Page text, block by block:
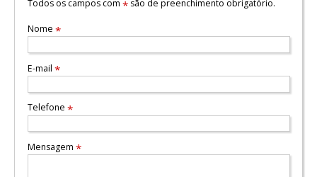
Todos os campos com *são de preenchimento obrigatório.
Nome *
E-mail *
Telefone *
Mensagem *